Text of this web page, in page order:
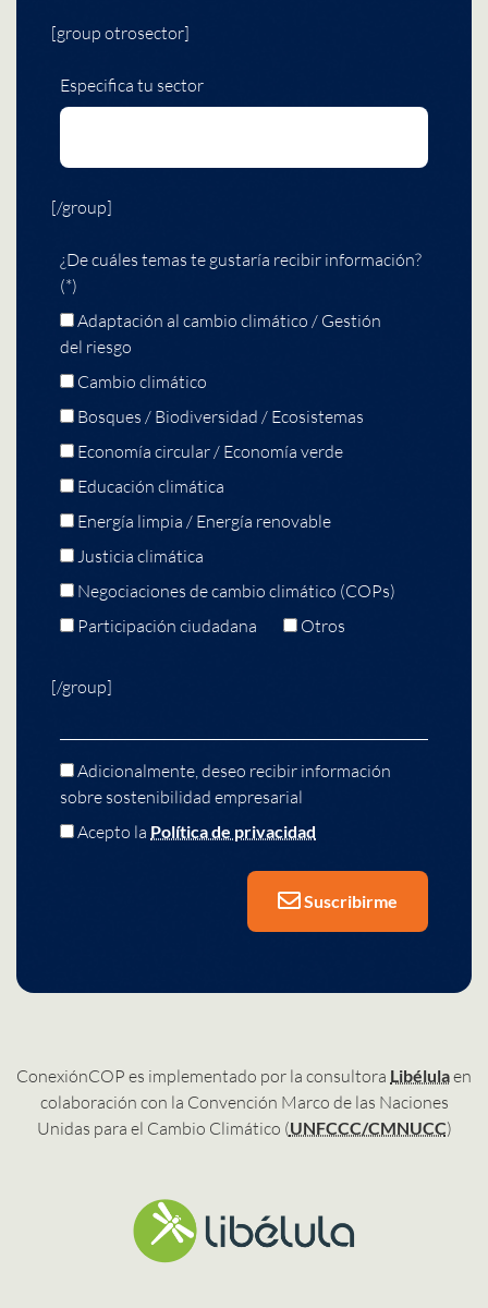
[group otrosector]
Especifica tu sector
[/group]
¿De cuáles temas te gustaría recibir información?
(*)
Adaptación al cambio climático / Gestión
del riesgo
Cambio climático
Bosques / Biodiversidad / Ecosistemas
Economía circular / Economía verde
Educación climática
Energía limpia / Energía renovable
Justicia climática
Negociaciones de cambio climático (COPs)
Participación ciudadana
Otros
[/group]
Adicionalmente, deseo recibir información
sobre sostenibilidad empresarial
Acepto la Política de privacidad
Suscribirme
ConexiónCOP es implementado por la consultora Libélulaen
colaboración con la Convención Marco de las Naciones
Unidas para el Cambio Climático (UNFCCC/CMNUCC)